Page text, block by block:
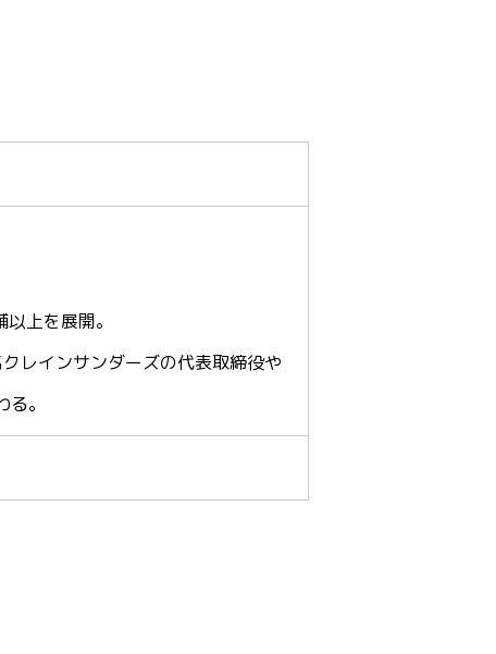
上を展開。
レインサンダーズの代表取締役や
。